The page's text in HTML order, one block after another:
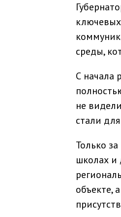
среды,
С начала
не
стали
Только
школах и
объекте,